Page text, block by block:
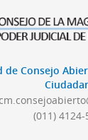
de Consejo
(011)